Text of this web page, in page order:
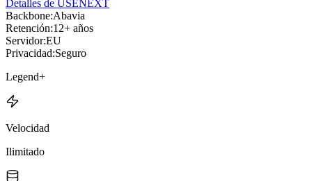
Detalles de USENEXT
Backbone:Abavia
Retención:12+ años
Servidor:EU
Privacidad:Seguro
Legend+
Velocidad
Ilimitado